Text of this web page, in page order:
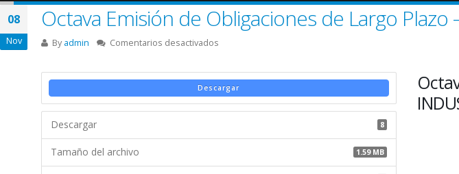
08
Nov
Octava Emisión de Obligaciones de Largo Plazo
By admin Comentarios desactivados
Emisión
de
Obligaciones
Descargar
Descargar 8
Tamaño del archivo 1.59 MB